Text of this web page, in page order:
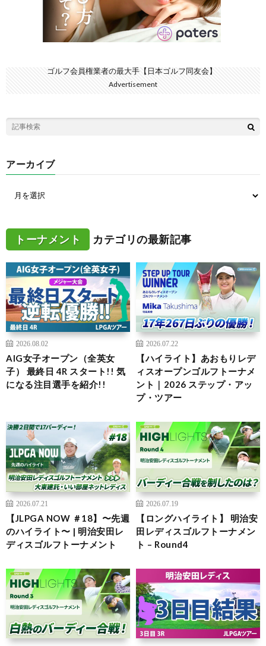
ゴルフ会員権業者の最大手【日本ゴルフ同友会】
Advertisement
アーカイブ
トーナメント カテゴリの最新記事
2026.08.02
AIG女子オープン（全英女
子） 最終日 4R スタート!! 気
になる注目選手を紹介!!
2026.07.22
【ハイライト】あおもりレデ
ィスオープンゴルフトーナメ
ント｜2026 ステップ・アッ
プ・ツアー
2026.07.21
【JLPGA NOW ＃18】〜先週
のハイライト〜 | 明治安田レ
ディスゴルフトーナメント
2026.07.19
【ロングハイライト】 明治安
田レディスゴルフトーナメン
ト – Round4